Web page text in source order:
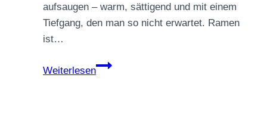
aufsaugen – warm, sättigend und mit einem
Tiefgang, den man so nicht erwartet. Ramen
ist…
Weiterlesen
Vegane